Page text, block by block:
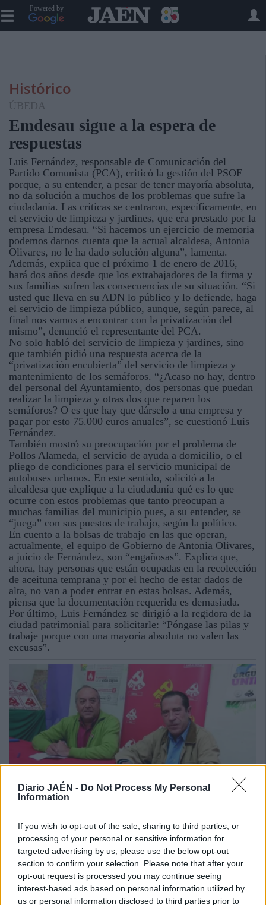
Diario JAÉN - Do Not Process My Personal
Information
If you wish to opt-out of the sale, sharing to third parties, or
processing of your personal or sensitive information for
targeted advertising by us, please use the below opt-out
section to confirm your selection. Please note that after your
opt-out request is processed you may continue seeing
interest-based ads based on personal information utilized by
us or personal information disclosed to third parties prior to
Powered by
Histórico
ÚBEDA
Emdesau sigue a la espera de
respuestas
Luis Fernández, responsable de Comunicación del
Partido Comunista (PCA), criticó la gestión del PSOE
porque, a su entender, a pesar de tener mayoría absoluta,
no da solución a muchos de los problemas que sufre la
ciudadanía. Las críticas se centraron, específicamente, en
el servicio de limpieza y jardines, que era prestado por la
empresa Emdesau. “Si hacemos un ejercicio de memoria
podemos darnos cuenta que la actual alcaldesa, Antonia
Olivares, no le ha dado solución alguna”, lamenta.
Además, explica que el próximo 1 de enero de 2016,
hará dos años desde que los extrabajadores de la firma y
sus familias sufren las consecuencias de su situación. “Si
usted que lleva en su ADN lo público y lo defiende, haga
el servicio de limpieza público, aunque, según parece, al
final nos vamos a encontrar con la privatización del
mismo”, denunció el representante del PCA.
No solo habló del servicio de limpieza y jardines, sino
que también pidió una respuesta acerca de la
“privatización encubierta” del servicio de limpieza y
mantenimiento de los semáforos. “¿Acaso no hay, dentro
del personal del Ayuntamiento, dos personas que puedan
realizar la limpieza y otras dos que reparen los
semáforos? O es que hay que dárselo a una empresa y
pagar por esto 75.000 euros anuales”, se cuestionó Luis
Fernández.
También mostró su preocupación por el problema de
Pollos Alameda, el servicio de ayuda a domicilio, o el
pliego de condiciones para el servicio municipal de
autobuses urbanos. En este sentido, solicitó a la
alcaldesa que explique a la ciudadanía qué es lo que
ocurre con estos problemas que tanto preocupan a
muchas familias del municipio pues, a su entender, se
“juega” con sus puestos de trabajo, según la político.
En cuento a la bolsas de trabajo en las que operan,
actualmente, el equipo de Gobierno de Antonia Olivares,
a juicio de Fernández, son “engañosas”. Explica que,
ahora, hay personas que están ocupadas en la recolección
de aceituna temprana y por el hecho de estar dados de
alta, no van a poder entrar en estas bolsas. Además,
piensa que la documentación requerida es demasiada.
Por último, Luis Fernández se dirigió a la regidora de la
ciudad patrimonial para solicitarle: “Póngase las pilas y
trabaje porque con una mayoría absoluta no valen las
excusas”.